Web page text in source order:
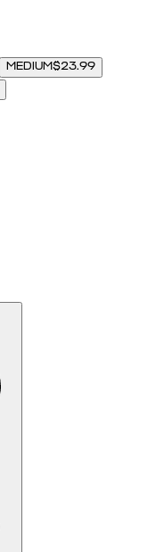
MEDIUM$23.99